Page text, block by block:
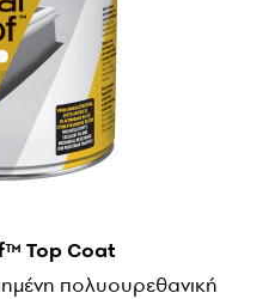
Top Coat
πολυουρεθανική